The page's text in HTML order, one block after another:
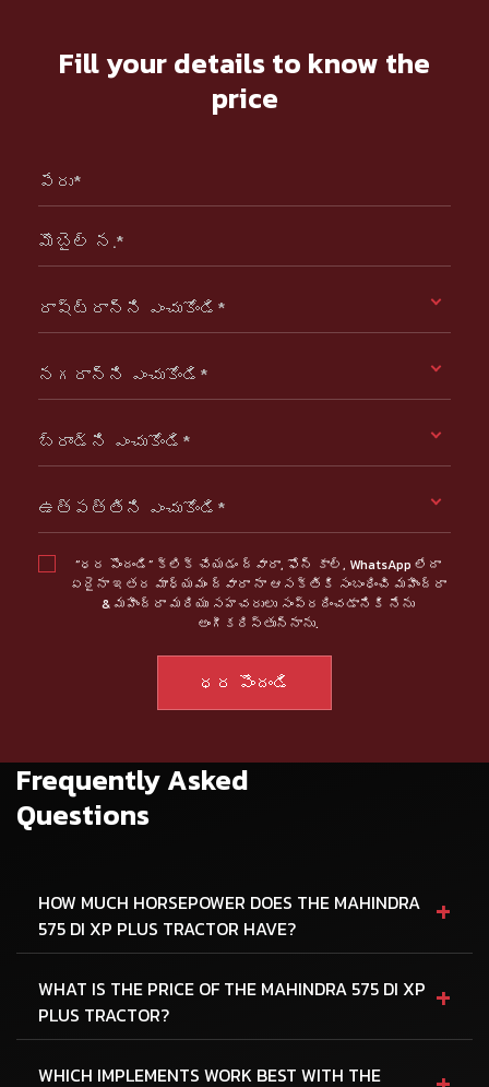
Fill your details to know the
price
పేరు*
మొబైల్ న.*
రాష్ట్రాన్ని ఎంచుకోండి*
నగరాన్ని ఎంచుకోండి*
బ్రాండ్ని ఎంచుకోండి*
ఉత్పత్తిని ఎంచుకోండి*
“ధర పొందండి” క్లిక్ చేయడం ద్వారా, ఫోన్ కాల్, WhatsApp లేదా
ఏదైనా ఇతర మాధ్యమం ద్వారా నా ఆసక్తికి సంబంధించి మహీంద్రా
& మహీంద్రా మరియు సహచరులు సంప్రదించడానికి నేను
అంగీకరిస్తున్నాను.
Frequently Asked
Questions
HOW MUCH HORSEPOWER DOES THE MAHINDRA
575 DI XP PLUS TRACTOR HAVE?
+
WHAT IS THE PRICE OF THE MAHINDRA 575 DI XP
PLUS TRACTOR?
+
WHICH IMPLEMENTS WORK BEST WITH THE